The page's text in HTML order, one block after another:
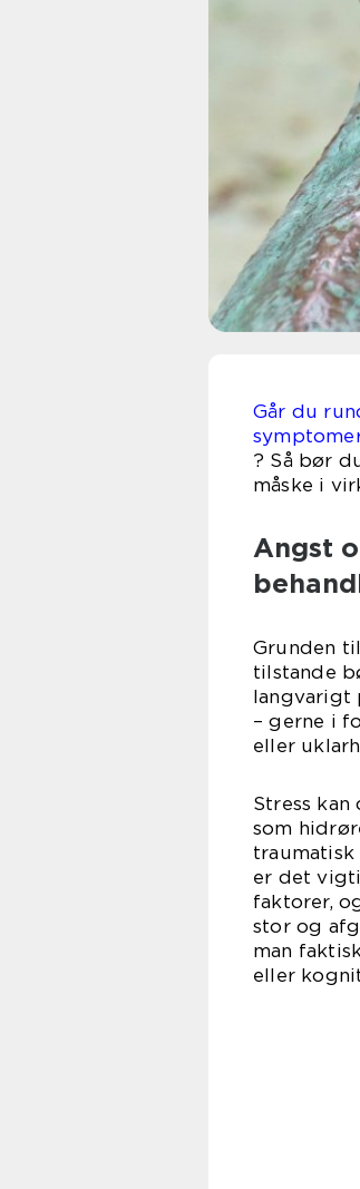
Går du
? Så bør
måske i
Angst
Grunden
tilstande
langvarigt
– gerne i
eller
Stress
som
er det
faktorer,
stor og
man
eller